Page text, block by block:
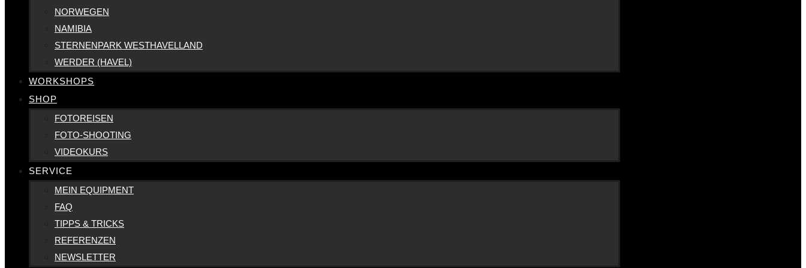
NORWEGEN
NAMIBIA
STERNENPARK WESTHAVELLAND
WERDER (HAVEL)
WORKSHOPS
SHOP
FOTOREISEN
FOTO-SHOOTING
VIDEOKURS
SERVICE
MEIN EQUIPMENT
FAQ
TIPPS & TRICKS
REFERENZEN
NEWSLETTER